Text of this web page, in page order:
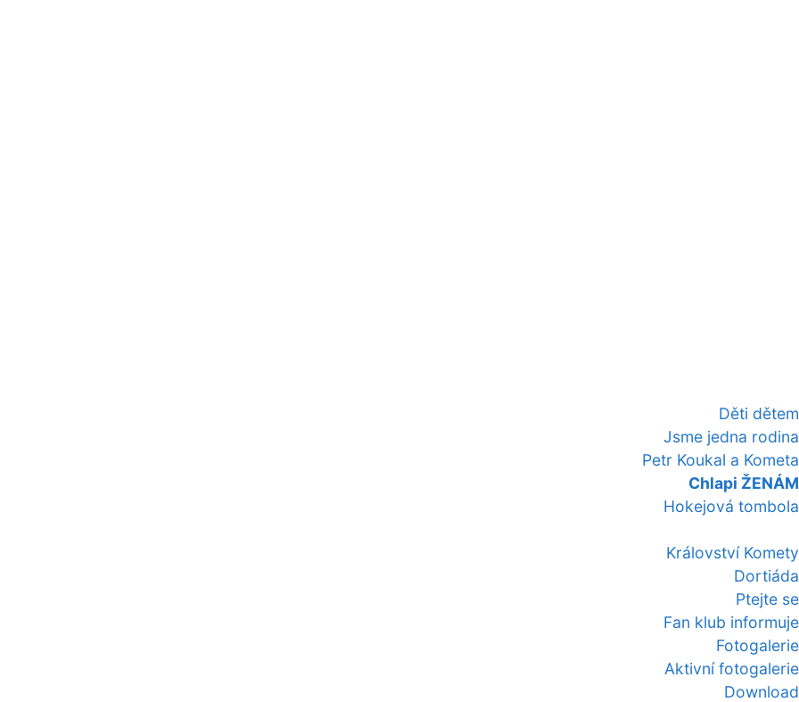
Děti dětem
Jsme jedna rodina
Petr Koukal a Kometa
Chlapi ŽENÁM
Hokejová tombola
Království Komety
Dortiáda
Ptejte se
Fan klub informuje
Fotogalerie
Aktivní fotogalerie
Download